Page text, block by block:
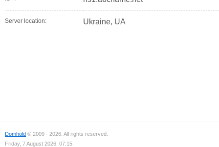
Server location: Ukraine, UA
Domhold © 2009 - 2026. All rights reserved.
Friday, 7 August 2026, 07:15